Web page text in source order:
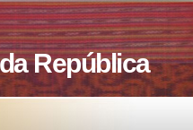
República